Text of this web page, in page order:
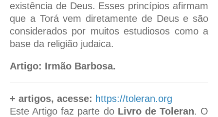
existência de Deus. Esses princípios afirmam
que a Torá vem diretamente de Deus e são
considerados por muitos estudiosos como a
base da religião judaica.
Artigo: Irmão Barbosa.
+ artigos, acesse: https://toleran.org
Este Artigo faz parte do Livro de Toleran. O